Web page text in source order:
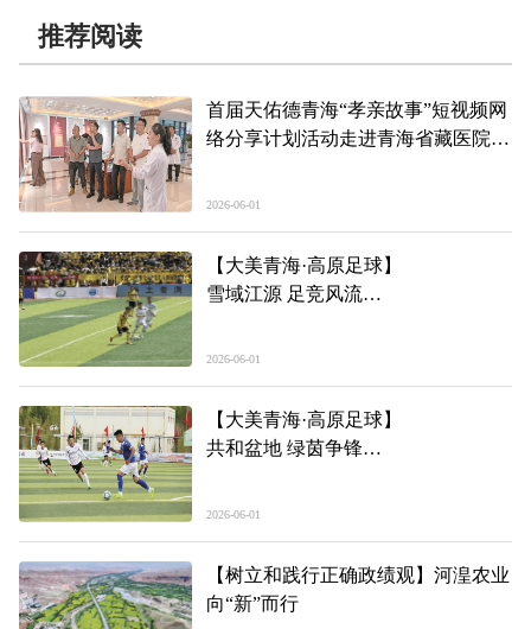
推荐阅读
首届天佑德青海“孝亲故事”短视频网
络分享计划活动走进青海省藏医院
2026-06-01
【大美青海·高原足球】
雪域江源 足竞风流
主场见闻
2026-06-01
【大美青海·高原足球】
共和盆地 绿茵争锋
2026-06-01
【树立和践行正确政绩观】河湟农业
向“新”而行